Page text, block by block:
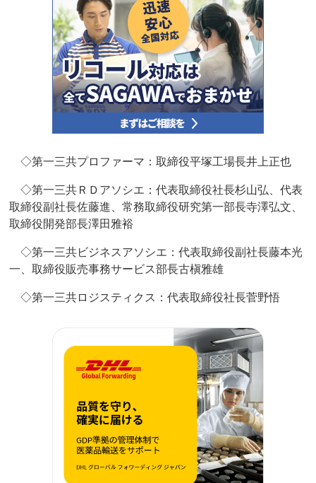
◇第一三共プロファーマ：取締役平塚工場長井上正也
◇第一三共ＲＤアソシエ：代表取締役社長杉山弘、代表
取締役副社長佐藤進、常務取締役研究第一部長寺澤弘文、
取締役開発部長澤田雅裕
◇第一三共ビジネスアソシエ：代表取締役副社長藤本光
一、取締役販売事務サービス部長古槇雅雄
◇第一三共ロジスティクス：代表取締役社長菅野悟